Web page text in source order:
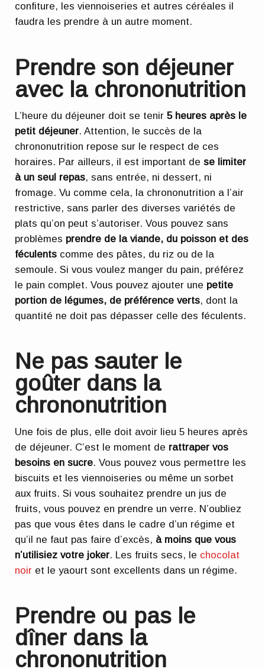
confiture, les viennoiseries et autres céréales il
faudra les prendre à un autre moment.
Prendre son déjeuner
avec la chrononutrition
L’heure du déjeuner doit se tenir5 heures après le
petit déjeuner. Attention, le succès de la
chrononutrition repose sur le respect de ces
horaires. Par ailleurs, il est important dese limiter
à un seul repas, sans entrée, ni dessert, ni
fromage. Vu comme cela, la chrononutrition a l’air
restrictive, sans parler des diverses variétés de
plats qu’on peut s’autoriser. Vous pouvez sans
problèmes prendre de la viande, du poisson et des
féculents comme des pâtes, du riz ou de la
semoule. Si vous voulez manger du pain, préférez
le pain complet. Vous pouvez ajouter une petite
portion de légumes, de préférence verts, dont la
quantité ne doit pas dépasser celle des féculents.
Ne pas sauter le
goûter dans la
chrononutrition
Une fois de plus, elle doit avoir lieu 5 heures après
de déjeuner. C’est le moment de rattraper vos
besoins en sucre. Vous pouvez vous permettre les
biscuits et les viennoiseries ou même un sorbet
aux fruits. Si vous souhaitez prendre un jus de
fruits, vous pouvez en prendre un verre. N’oubliez
pas que vous êtes dans le cadre d’un régime et
qu’il ne faut pas faire d’excès, à moins que vous
n’utilisiez votre joker. Les fruits secs, le chocolat
noir et le yaourt sont excellents dans un régime.
Prendre ou pas le
dîner dans la
chrononutrition